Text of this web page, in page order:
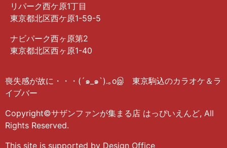
リパーク西ケ原1丁目
東京都北区西ケ原1-59-5
ナビパーク西ヶ原第2
東京都北区西ヶ原1-40
喪失感が故に・・・(´๑_๑`).｡oஇ 東京駒込のカラオケ＆ラ
イブバー
Copyright©サザンファンが集まる店 はっぴいえんど, All
Rights Reserved.
This site is supported by Design Office